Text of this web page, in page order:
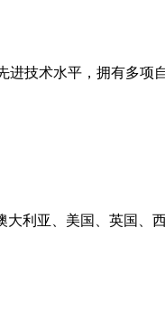
进技术水平，拥有多
利亚、美国、英国